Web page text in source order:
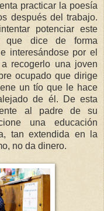
practicar la poesía
después del trabajo.
potenciar este
que dice de forma
interesándose por el
recogerlo una joven
ocupado que dirige
un tío que le hace
de él. De esta
al padre de su
una educación
tan extendida en la
no da dinero.